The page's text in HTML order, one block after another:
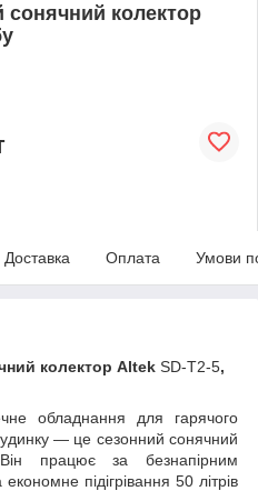
сонячний колектор
Доставка Оплата Умови
колектор Altek SD-T2-5,
обладнання для гарячого
— це сезонний сонячний
працює за безнапірним
підігрівання 50 літрів